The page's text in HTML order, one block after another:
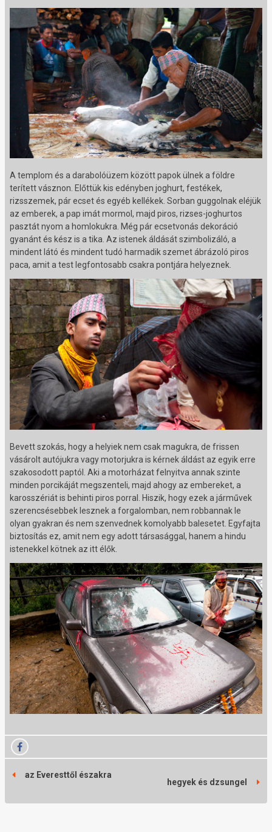
A templom és a darabolóüzem között papok ülnek a földre
terített vásznon. Előttük kis edényben joghurt, festékek,
rizsszemek, pár ecset és egyéb kellékek. Sorban guggolnak eléjük
az emberek, a pap imát mormol, majd piros, rizses-joghurtos
pasztát nyom a homlokukra. Még pár ecsetvonás dekoráció
gyanánt és kész is a tika. Az istenek áldását szimbolizáló, a
mindent látó és mindent tudó harmadik szemet ábrázoló piros
paca, amit a test legfontosabb csakra pontjára helyeznek.
Bevett szokás, hogy a helyiek nem csak magukra, de frissen
vásárolt autójukra vagy motorjukra is kérnek áldást az egyik erre
szakosodott paptól. Aki a motorházat felnyitva annak szinte
minden porcikáját megszenteli, majd ahogy az embereket, a
karosszériát is behinti piros porral. Hiszik, hogy ezek a járművek
szerencsésebbek lesznek a forgalomban, nem robbannak le
olyan gyakran és nem szenvednek komolyabb balesetet. Egyfajta
biztosítás ez, amit nem egy adott társasággal, hanem a hindu
istenekkel kötnek az itt élők.
az Everesttől északra
hegyek és dzsungel